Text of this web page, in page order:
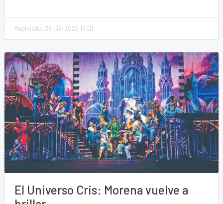
Publicado: 28-02-2025 15:01
El Universo Cris: Morena vuelve a